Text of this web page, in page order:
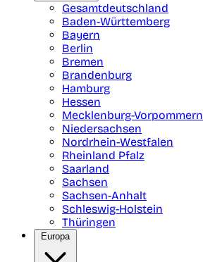
Gesamtdeutschland
Baden-Württemberg
Bayern
Berlin
Bremen
Brandenburg
Hamburg
Hessen
Mecklenburg-Vorpommern
Niedersachsen
Nordrhein-Westfalen
Rheinland Pfalz
Saarland
Sachsen
Sachsen-Anhalt
Schleswig-Holstein
Thüringen
Europa